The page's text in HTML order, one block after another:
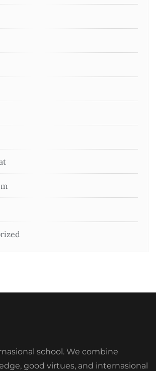
school. We combine
good virtues, and internasional